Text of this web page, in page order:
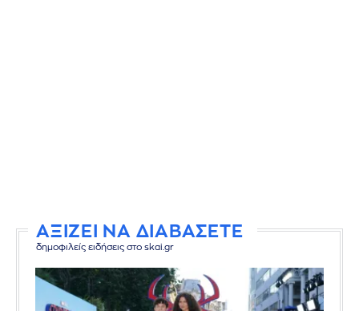
ΑΞΙΖΕΙ ΝΑ ΔΙΑΒΑΣΕΤΕ
δημοφιλείς ειδήσεις στο skai.gr